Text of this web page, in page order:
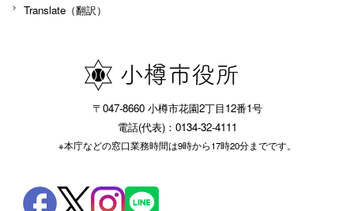
Translate（翻訳）
〒047-8660 小樽市花園2丁目12番1号
電話(代表)：0134-32-4111
※本庁などの窓口業務時間は9時から17時20分までです。